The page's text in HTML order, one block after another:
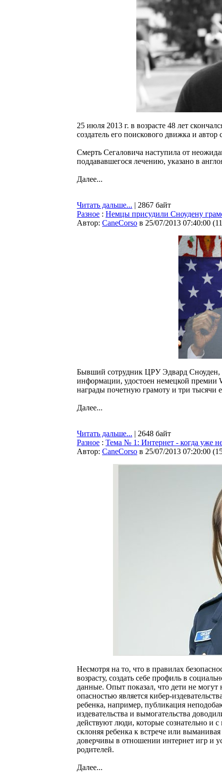
25 июля 2013 г. в возрасте 48 лет
создатель его поискового движка и
Смерть Сегаловича наступила от
поддававшегося лечению, указано в
Далее...
Читать дальше... | 2867 байт
Разное : Немцы присудили Сноудену
Автор: CaneCorso в 25/07/2013 07:40:00 (
Бывший сотрудник ЦРУ Эдвард Сноуден,
информации, удостоен немецкой премии
награды почетную грамоту и три тысячи
Далее...
Читать дальше... | 2648 байт
Разное : Тема № 1: Интернет - когда уже
Автор: CaneCorso в 25/07/2013 07:20:00 (
Несмотря на то, что в правилах
возрасту, создать себе профиль в
данные. Опыт показал, что дети не могут
опасностью является кибер-
ребенка, например, публикация
издевательства и вымогательства
действуют люди, которые сознательно
склоняя ребенка к встрече или
доверчивы в отношении интернет игр и
родителей.
Далее...